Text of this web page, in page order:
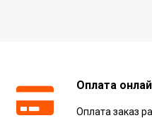
Оплата
Оплата заказ